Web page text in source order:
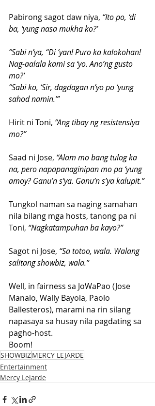
Pabirong sagot daw niya, “Ito po, ‘di
ba, ‘yung nasa mukha ko?’
“Sabi n’ya, ‘‘Di ‘yan! Puro ka kalokohan!
Nag-aalala kami sa ‘yo. Ano’ng gusto
mo?’
“Sabi ko, ‘Sir, dagdagan n’yo po ‘yung
sahod namin.’”
Hirit ni Toni, “Ang tibay ng resistensiya
mo?”
Saad ni Jose, “Alam mo bang tulog ka
na, pero napapanaginipan mo pa ‘yung
amoy? Ganu’n s’ya. Ganu’n s’ya kalupit.”
Tungkol naman sa naging samahan
nila bilang mga hosts, tanong pa ni
Toni, “Nagkatampuhan ba kayo?”
Sagot ni Jose, “Sa totoo, wala. Walang
salitang showbiz, wala.”
Well, in fairness sa JoWaPao (Jose
Manalo, Wally Bayola, Paolo
Ballesteros), marami na rin silang
napasaya sa husay nila pagdating sa
pagho-host.
Boom!
SHOWBIZMERCY LEJARDE
Entertainment
Mercy Lejarde